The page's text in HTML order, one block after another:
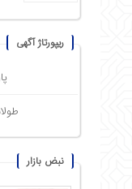
ریپورتاژ آگهی
نبض بازار